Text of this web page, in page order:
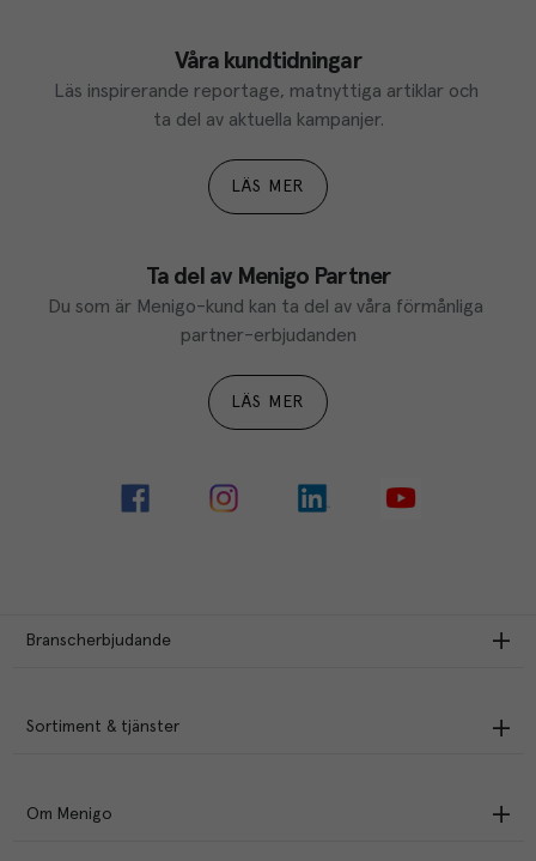
Våra kundtidningar
Läs inspirerande reportage, matnyttiga artiklar och
ta del av aktuella kampanjer.
LÄS MER
Ta del av Menigo Partner
Du som är Menigo-kund kan ta del av våra förmånliga
partner-erbjudanden
LÄS MER
Branscherbjudande
Sortiment & tjänster
Om Menigo